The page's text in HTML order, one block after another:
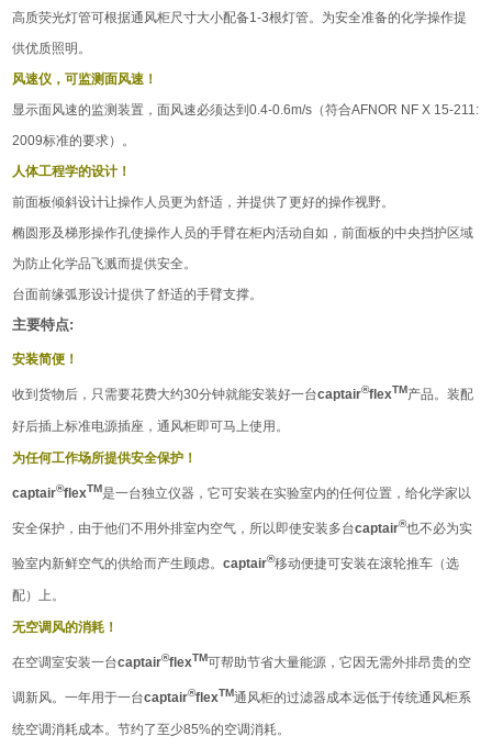
高质荧光灯管可根据通风柜尺寸大小配备1-3根灯管。为安全准备的化学操作提
供优质照明。
风速仪，可监测面风速！
显示面风速的监测装置，面风速必须达到0.4-0.6m/s （符合AFNOR NF X 15-211:
2009标准的要求）。
人体工程学的设计！
前面板倾斜设计让操作人员更为舒适，并提供了更好的操作视野。
椭圆形及梯形操作孔使操作人员的手臂在柜内活动自如，前面板的中央挡护区域
为防止化学品飞溅而提供安全。
台面前缘弧形设计提供了舒适的手臂支撑。
主要特点:
安装简便！
收到货物后，只需要花费大约30分钟就能安装好一台captair®flexTM产品。装配
好后插上标准电源插座，通风柜即可马上使用。
为任何工作场所提供安全保护！
captair®flexTM是一台独立仪器，它可安装在实验室内的任何位置，给化学家以
安全保护，由于他们不用外排室内空气，所以即使安装多台captair®也不必为实
验室内新鲜空气的供给而产生顾虑。captair®移动便捷可安装在滚轮推车（选
配）上。
无空调风的消耗！
在空调室安装一台captair®flexTM可帮助节省大量能源，它因无需外排昂贵的空
调新风。一年用于一台captair®flexTM通风柜的过滤器成本远低于传统通风柜系
统空调消耗成本。节约了至少85%的空调消耗。